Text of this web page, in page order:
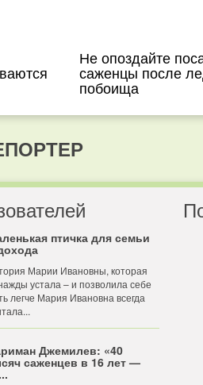
Не опоздайте
саженцы после
побоища
птичка для семьи
Марии Ивановны, которая
устала – и позволила себе
легче Мария Ивановна всегда
Джемилев: «40
саженцев в 16 лет —